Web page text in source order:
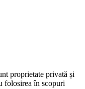
proprietate privată și
folosirea în scopuri